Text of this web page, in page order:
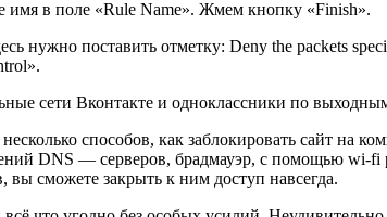
имя в поле «Rule Name». Жмем кнопку «Finish».
нужно поставить отметку: Deny the packets
сети Вконтакте и одноклассники по
способов, как заблокировать сайт на
DNS — серверов, брадмауэр, с помощью wi-fi
вы сможете закрыть к ним доступ навсегда.